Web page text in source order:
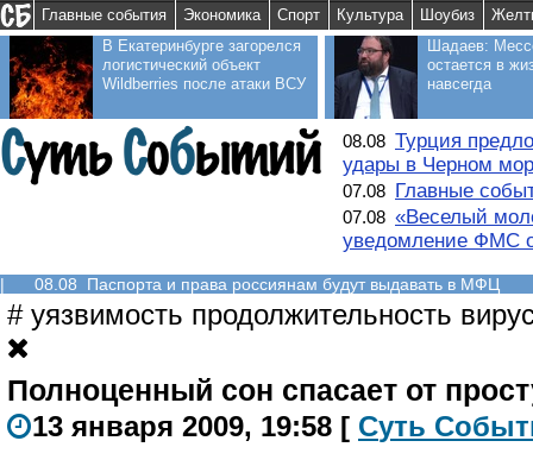
Главные события Экономика Спорт Культура Шоубиз
В Екатеринбурге загорелся
логистический объект
Wildberries после атаки ВСУ
Шадаев:
остается в
навсегда
08.08 Турция
удары в Черном
07.08 Главные
07.08 «Веселый
уведомление ФМС
| 08.08 Паспорта и права россиянам будут выдавать в МФЦ
# уязвимость продолжительность
Полноценный сон спасает от
13 января 2009, 19:58 [ Суть Соб